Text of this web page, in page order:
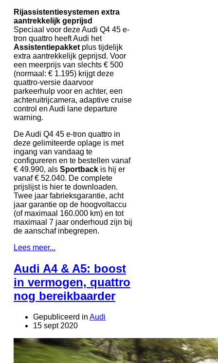
Rijassistentiesystemen extra
aantrekkelijk geprijsd
Speciaal voor deze Audi Q4 45 e-
tron quattro heeft Audi het
Assistentiepakket plus tijdelijk
extra aantrekkelijk geprijsd. Voor
een meerprijs van slechts € 500
(normaal: € 1.195) krijgt deze
quattro-versie daarvoor
parkeerhulp voor en achter, een
achteruitrijcamera, adaptive cruise
control en Audi lane departure
warning.
De Audi Q4 45 e-tron quattro in
deze gelimiteerde oplage is met
ingang van vandaag te
configureren en te bestellen vanaf
€ 49.990, als Sportback is hij er
vanaf € 52.040. De complete
prijslijst is hier te downloaden.
Twee jaar fabrieksgarantie, acht
jaar garantie op de hoogvoltaccu
(of maximaal 160.000 km) en tot
maximaal 7 jaar onderhoud zijn bij
de aanschaf inbegrepen.
Lees meer...
Audi A4 & A5: boost
in vermogen, quattro
nog bereikbaarder
Gepubliceerd in Audi
15 sept 2020